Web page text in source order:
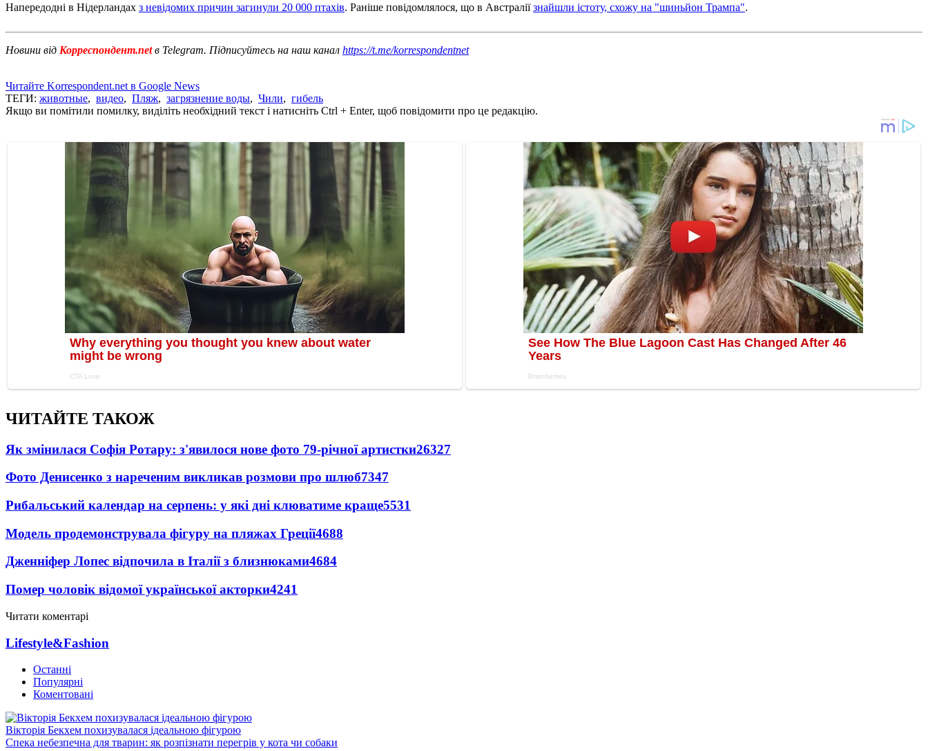
Напередодні в Нідерландах з невідомих причин загинули 20 000 птахів. Раніше повідомлялося, що в Австраліїзнайшли істоту, схожу на "шиньйон Трампа".
Новини від Корреспондент.netв Telegram. Підписуйтесь на наш канал https://t.me/korrespondentnet
Читайте Korrespondent.net в Google News
ТЕГИ: животные, видео, Пляж, загрязнение воды, Чили, гибель
Якщо ви помітили помилку, виділіть необхідний текст і натисніть Ctrl + Enter, щоб повідомити про це редакцію.
ЧИТАЙТЕ ТАКОЖ
Як змінилася Софія Ротару: з'явилося нове фото 79-річної артистки26327
Фото Денисенко з нареченим викликав розмови про шлюб7347
Рибальський календар на серпень: у які дні клюватиме краще5531
Модель продемонструвала фігуру на пляжах Греції4688
Дженніфер Лопес відпочила в Італії з близнюками4684
Помер чоловік відомої української акторки4241
Читати коментарі
Lifestyle&Fashion
Останні
Популярні
Коментовані
Вікторія Бекхем похизувалася ідеальною фігурою
Спека небезпечна для тварин: як розпізнати перегрів у кота чи собаки